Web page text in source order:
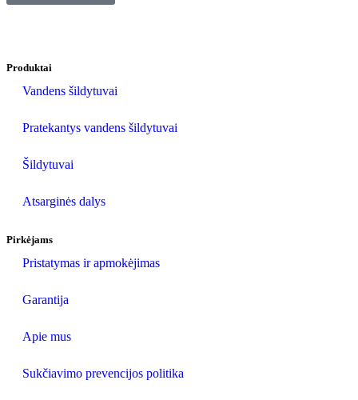
Produktai
Vandens šildytuvai
Pratekantys vandens šildytuvai
Šildytuvai
Atsarginės dalys
Pirkėjams
Pristatymas ir apmokėjimas
Garantija
Apie mus
Sukčiavimo prevencijos politika